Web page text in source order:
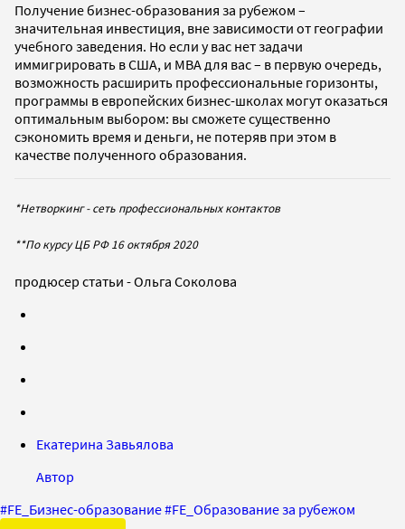
Получение бизнес-образования за рубежом –
значительная инвестиция, вне зависимости от географии
учебного заведения. Но если у вас нет задачи
иммигрировать в США, и МВА для вас – в первую очередь,
возможность расширить профессиональные горизонты,
программы в европейских бизнес-школах могут оказаться
оптимальным выбором: вы сможете существенно
сэкономить время и деньги, не потеряв при этом в
качестве полученного образования.
*Нетворкинг - сеть профессиональных контактов
**По курсу ЦБ РФ 16 октября 2020
продюсер статьи - Ольга Соколова
Екатерина Завьялова
Автор
#FE_Бизнес-образование#FE_Образование за рубежом